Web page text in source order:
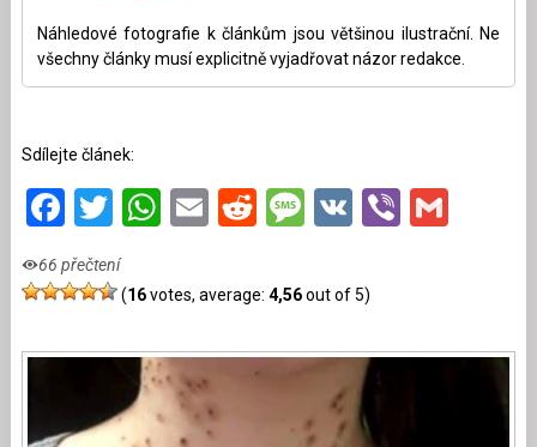
Náhledové fotografie k článkům jsou většinou ilustrační. Ne
všechny články musí explicitně vyjadřovat názor redakce.
Sdílejte článek:
Facebook
Twitter
WhatsApp
EmailRedditMessage
VKViber
66 přečtení
(16votes, average: 4,56out of 5)